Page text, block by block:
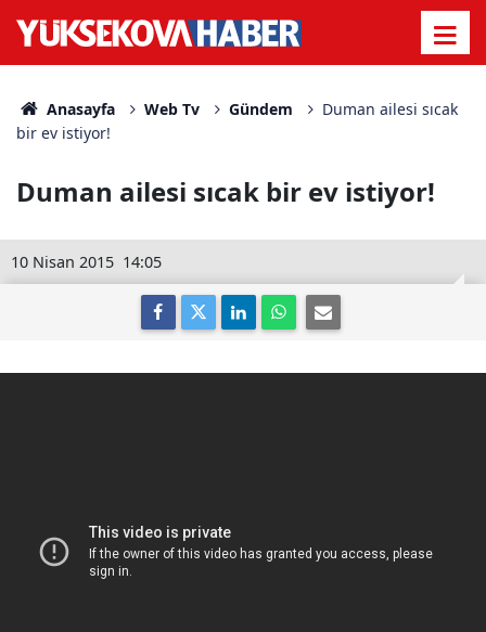
Anasayfa Web Tv Gündem
Duman ailesi sıcak
bir ev istiyor!
Duman ailesi sıcak bir ev istiyor!
14:05
10 Nisan 2015